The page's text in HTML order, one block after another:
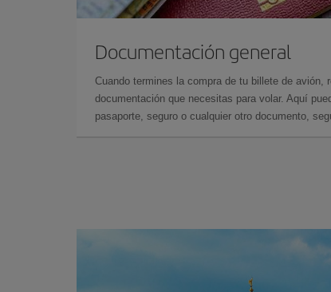
Documentación general
Cuando termines la compra de tu billete de avión,
documentación que necesitas para volar. Aquí
pasaporte, seguro o cualquier otro documento,